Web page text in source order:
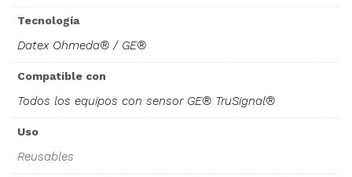
Tecnología
Datex Ohmeda® / GE®
Compatible con
Todos los equipos con sensor GE® TruSignal®
Uso
Reusables